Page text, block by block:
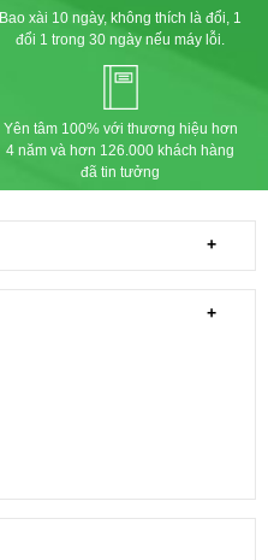
Bao xài 10 ngày, không thích là đổi, 1
đổi 1 trong 30 ngày nếu máy lỗi.
Yên tâm 100% với thương hiệu hơn
4 năm và hơn 126.000 khách hàng
đã tin tưởng
+
+